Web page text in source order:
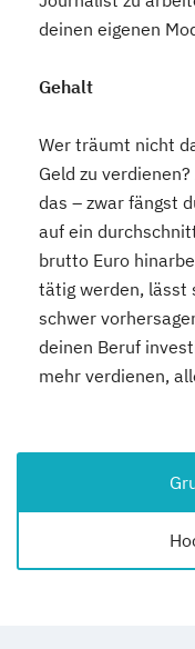
deinen eigenen
Gehalt
Wer träumt nicht
Geld zu
das – zwar fängst
auf ein
brutto Euro
tätig werden, lässt
schwer
deinen Beruf
mehr verdienen,